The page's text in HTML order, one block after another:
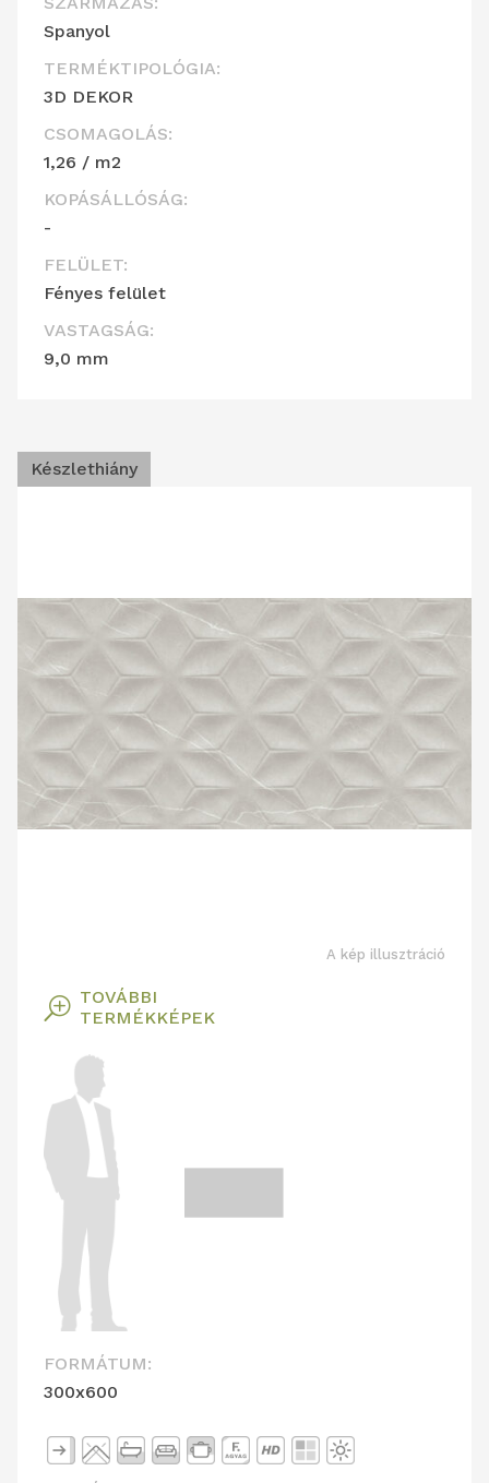
Spanyol
TERMÉKTIPOLÓGIA:
3D DEKOR
CSOMAGOLÁS:
1,26 / m2
KOPÁSÁLLÓSÁG:
-
FELÜLET:
Fényes felület
VASTAGSÁG:
9,0 mm
Készlethiány
A kép illusztráció
T TOVÁBBI
TERMÉKKÉPEK
FORMÁTUM:
300x600